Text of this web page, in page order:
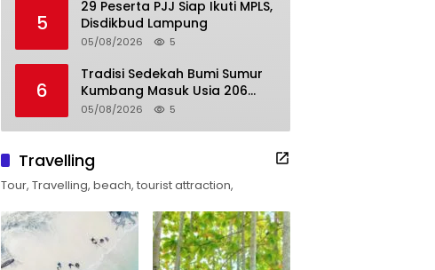
5
29 Peserta PJJ Siap Ikuti MPLS,
Disdikbud Lampung
05/08/2026 5
6
Tradisi Sedekah Bumi Sumur
Kumbang Masuk Usia 206
Tahun
05/08/2026 5
Travelling
Tour, Travelling, beach, tourist attraction,